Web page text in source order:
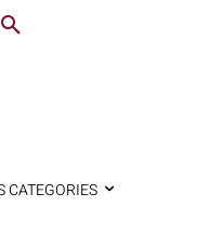
CATEGORIES